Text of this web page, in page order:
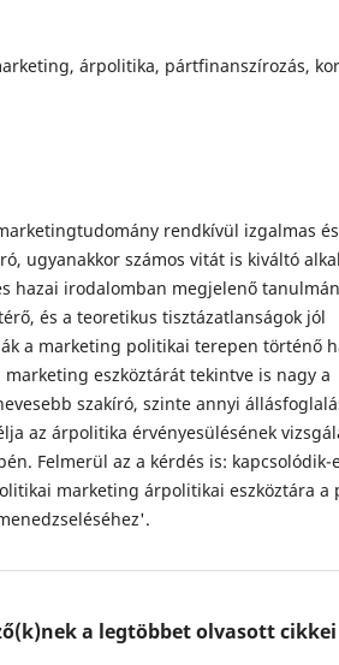
árpolitika, pártfinanszírozás,
rendkívül izgalmas
ugyanakkor számos vitát is kiváltó
hazai irodalomban megjelenő
és a teoretikus tisztázatlanságok jól
a marketing politikai terepen történő
eszköztárát tekintve is nagy a
szakíró, szinte annyi
az árpolitika érvényesülésének
Felmerül az a kérdés is: kapcsolódik-
marketing árpolitikai eszköztára a
a legtöbbet olvasott cikkei